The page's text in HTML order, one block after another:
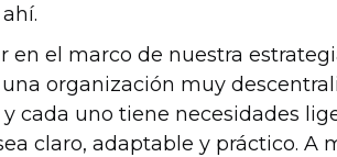
el marco de nuestra
organización muy
cada uno tiene necesidades
claro, adaptable y práctico. A